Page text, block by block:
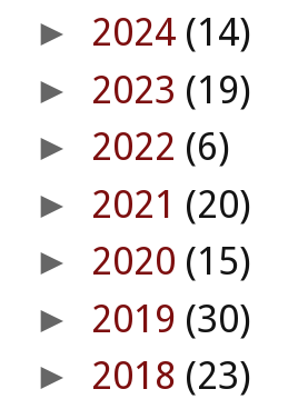
► 2024 (14)
► 2023 (19)
► 2022 (6)
► 2021 (20)
► 2020 (15)
► 2019 (30)
► 2018 (23)